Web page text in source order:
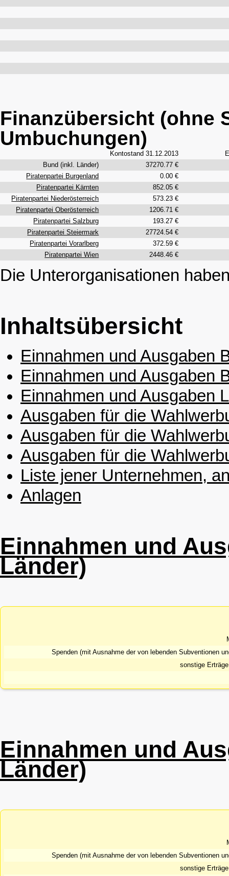
Finanzübersicht (ohne
Umbuchungen)
Kontostand 31.12.2013
Bund (inkl. Länder)
37270.77 €
Piratenpartei Burgenland
0.00 €
Piratenpartei Kärnten
852.05 €
Piratenpartei Niederösterreich
573.23 €
Piratenpartei Oberösterreich
1206.71 €
Piratenpartei Salzburg
193.27 €
Piratenpartei Steiermark
27724.54 €
Piratenpartei Vorarlberg
372.59 €
Piratenpartei Wien
2448.46 €
Die Unterorganisationen
Inhaltsübersicht
Einnahmen und Ausgaben
Einnahmen und Ausgaben
Einnahmen und Ausgaben
Ausgaben für die
Ausgaben für die
Ausgaben für die
Liste jener Unternehmen,
Anlagen
Einnahmen und
Länder)
Spenden (mit Ausnahme der von lebenden Subventionen
sonstige
Einnahmen und
Länder)
Spenden (mit Ausnahme der von lebenden Subventionen
sonstige